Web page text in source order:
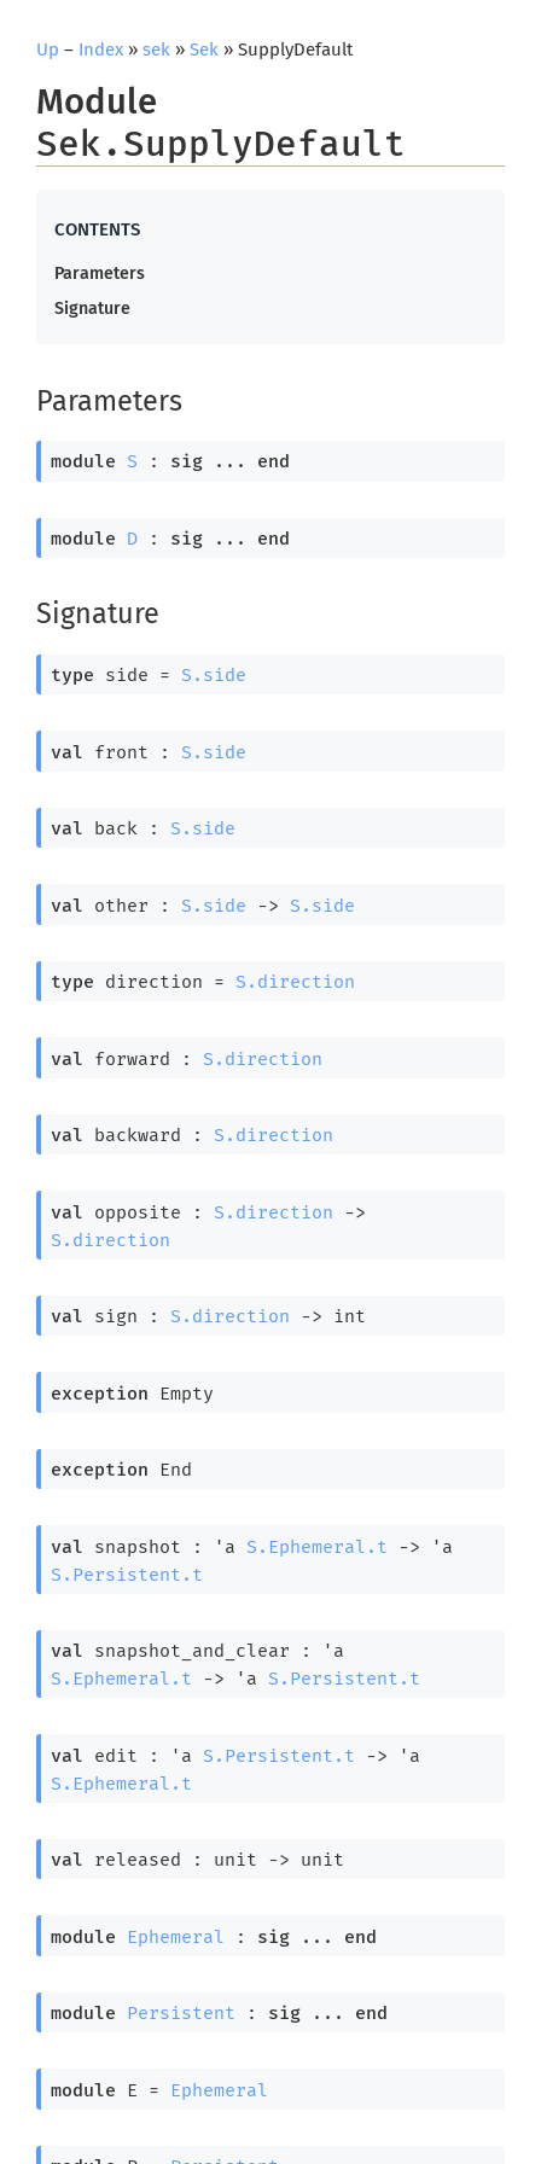
Up – Index » sek » Sek » SupplyDefault
Module
Sek.SupplyDefault
Parameters
Signature
Parameters
module S : sig ... end
module D : sig ... end
Signature
type side = S.side
val front : S.side
val back : S.side
val other : S.side -> S.side
type direction = S.direction
val forward : S.direction
val backward : S.direction
val opposite : S.direction
->
S.direction
val sign : S.direction -> int
exception Empty
exception End
val snapshot : 'a S.Ephemeral.t ->
'a
S.Persistent.t
val snapshot_and_clear :
'a
S.Ephemeral.t
-> 'a S.Persistent.t
val edit : 'a S.Persistent.t ->
'a
S.Ephemeral.t
val released : unit -> unit
module Ephemeral : sig ... end
module Persistent : sig ... end
module E = Ephemeral